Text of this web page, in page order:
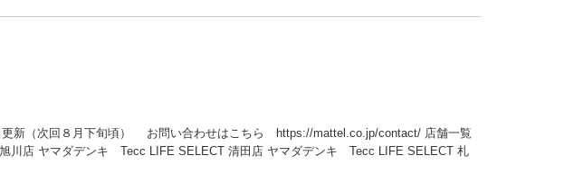
新（次回８月下旬頃） お問い合わせはこちら https://mattel.co.jp/contact/ 店舗一覧
店 ヤマダデンキ Tecc LIFE SELECT 清田店 ヤマダデンキ Tecc LIFE SELECT 札